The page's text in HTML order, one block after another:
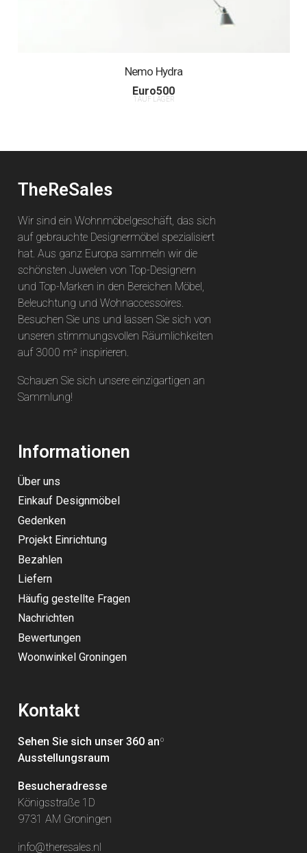
Nemo Hydra
Euro500
1 AUF LAGER
TheReSales
Wir sind ein Wohnmöbelgeschäft, das sich
auf gebrauchte Designermöbel spezialisiert
hat. Aus ganz Europa sammeln wir die
schönsten Juwelen von Top-Designern
und Top-Marken in den Bereichen Möbel,
Beleuchtung und Wohnaccessoires.
Besuchen Sie uns und lassen Sie sich von
unseren stimmungsvollen Räumlichkeiten
auf 3000 m² inspirieren.
Schauen Sie sich unsere einzigartigen an
Sammlung!
Informationen
Über uns
Einkauf Designmöbel
Gedenken
Projekt Einrichtung
Bezahlen
Liefern
Häufig gestellte Fragen
Nachrichten
Bewertungen
Woonwinkel Groningen
Kontakt
Sehen Sie sich unser 360 anº
Ausstellungsraum
Besucheradresse
Königsstraße 1D
9731 AM Groningen
info@theresales.nl